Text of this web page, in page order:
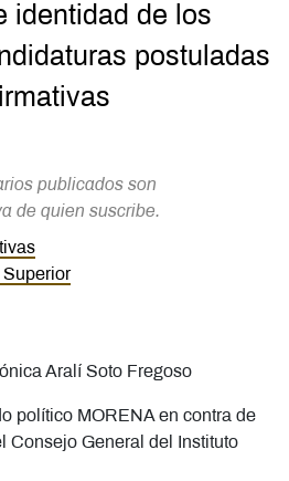
identidad de los
postuladas
publicados son
de quien suscribe.
Aralí Soto Fregoso
político MORENA en contra de
Consejo General del Instituto